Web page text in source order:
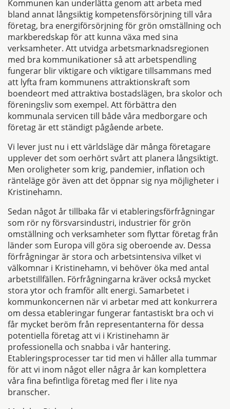
Kommunen kan underlätta genom att arbeta med
bland annat långsiktig kompetensförsörjning till våra
företag, bra energiförsörjning för grön omställning och
markberedskap för att kunna växa med sina
verksamheter. Att utvidga arbetsmarknadsregionen
med bra kommunikationer så att arbetspendling
fungerar blir viktigare och viktigare tillsammans med
att lyfta fram kommunens attraktionskraft som
boendeort med attraktiva bostadslägen, bra skolor och
föreningsliv som exempel. Att förbättra den
kommunala servicen till både våra medborgare och
företag är ett ständigt pågående arbete.
Vi lever just nu i ett världsläge där många företagare
upplever det som oerhört svårt att planera långsiktigt.
Men oroligheter som krig, pandemier, inflation och
ränteläge gör även att det öppnar sig nya möjligheter i
Kristinehamn.
Sedan något år tillbaka får vi etableringsförfrågningar
som rör ny försvarsindustri, industrier för grön
omställning och verksamheter som flyttar företag från
länder som Europa vill göra sig oberoende av. Dessa
förfrågningar är stora och arbetsintensiva vilket vi
välkomnar i Kristinehamn, vi behöver öka med antal
arbetstillfällen. Förfrågningarna kräver också mycket
stora ytor och framför allt energi. Samarbetet i
kommunkoncernen när vi arbetar med att konkurrera
om dessa etableringar fungerar fantastiskt bra och vi
får mycket beröm från representanterna för dessa
potentiella företag att vi i Kristinehamn är
professionella och snabba i vår hantering.
Etableringsprocesser tar tid men vi håller alla tummar
för att vi inom något eller några år kan komplettera
våra fina befintliga företag med fler i lite nya
branscher.